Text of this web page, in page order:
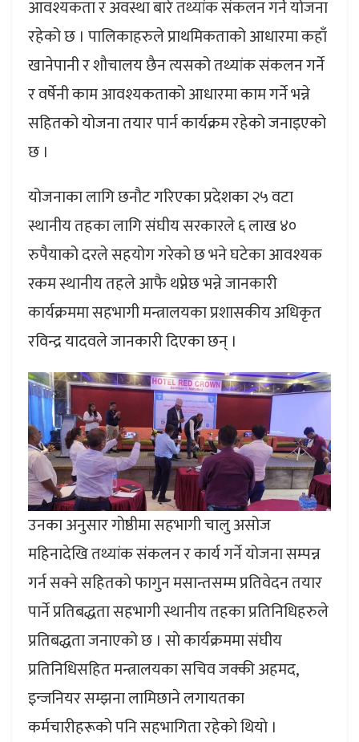
आवश्यकता र अवस्था बारे तथ्यांक संकलन गर्ने योजना
रहेको छ । पालिकाहरुले प्राथमिकताको आधारमा कहाँ
खानेपानी र शौचालय छैन त्यसको तथ्यांक संकलन गर्ने
र वर्षेनी काम आवश्यकताको आधारमा काम गर्ने भन्ने
सहितको योजना तयार पार्न कार्यक्रम रहेको जनाइएको
छ ।
योजनाका लागि छनाैट गरिएका प्रदेशका २५ वटा
स्थानीय तहका लागि संघीय सरकारले ६ लाख ४०
रुपैयाको दरले सहयोग गरेको छ भने घटेका आवश्यक
रकम स्थानीय तहले आफै थप्नेछ भन्ने जानकारी
कार्यक्रममा सहभागी मन्त्रालयका प्रशासकीय अधिकृत
रविन्द्र यादवले जानकारी दिएका छन् ।
उनका अनुसार गोष्ठीमा सहभागी चालु असोज
महिनादेखि तथ्यांक संकलन र कार्य गर्ने योजना सम्पन्न
गर्न सक्ने सहितको फागुन मसान्तसम्म प्रतिवेदन तयार
पार्ने प्रतिबद्धता सहभागी स्थानीय तहका प्रतिनिधिहरुले
प्रतिबद्धता जनाएको छ । साे कार्यक्रममा संघीय
प्रतिनिधिसहित मन्त्रालयका सचिव जक्की अहमद,
इन्जनियर सम्झना लामिछाने लगायतका
कर्मचारीहरूकाे पनि सहभागिता रहेकाे थियाे ।